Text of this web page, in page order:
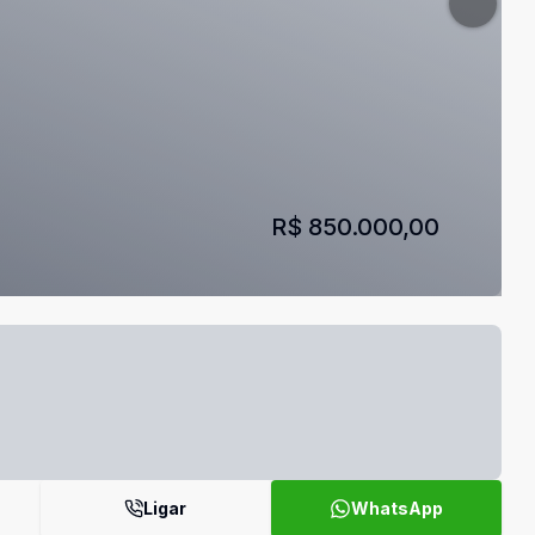
R$ 850.000,00
Ligar WhatsApp